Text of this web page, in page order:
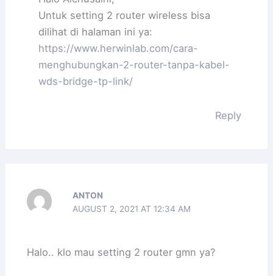
Untuk setting 2 router wireless bisa
dilihat di halaman ini ya:
https://www.herwinlab.com/cara-
menghubungkan-2-router-tanpa-kabel-
wds-bridge-tp-link/
Reply
ANTON
AUGUST 2, 2021 AT 12:34 AM
Halo.. klo mau setting 2 router gmn ya?